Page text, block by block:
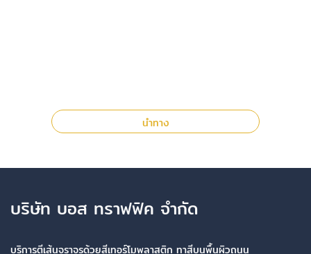
นำทาง
บริษัท บอส ทราฟฟิค จำกัด
บริการตีเส้นจราจรด้วยสีเทอร์โมพลาสติก ทาสีบนพื้นผิวถนน